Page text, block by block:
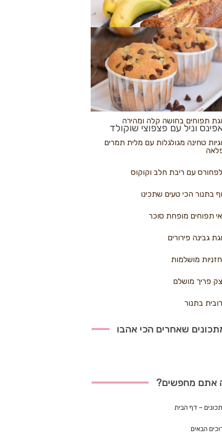
פיצה
בננות
וניל עם פצפוצי שוקולד
נקראים
תפוחים בחושה קלה ומהירה
טחינה מגולגלות עם מלית תמרים
עם ריבת חלב וקוקוס
בתנור הכי טעים שתכינו
תפוחים מופחת סוכר
גבינה פירורים
מושלמות
פריך מושלם
בתנור
שאחרים הכי אהבו
אתם מחפשים?
– דף הבית
הבאים